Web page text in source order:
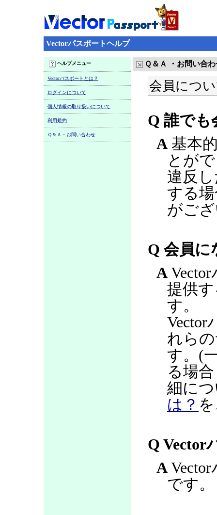
Vectorパスポートヘルプ
ヘルプメニュー
Vectorパスポートとは？
ログインについて
個人情報の取り扱いについて
利用規約
Ｑ＆Ａ・お問い合わせ
Ｑ＆Ａ ・お問い合
会員につ
Q 誰でも
A 基本
とが
違反
する
がご
Q 会員に
A
提供
す。
Vector
れら
す。(
る場
細に
は？
Q Vector
A
です。